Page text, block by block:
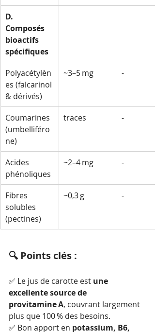
D.
Composés
bioactifs
spécifiques
Polyacétylèn
es (falcarinol
& dérivés)
~3–5 mg -
Coumarines
(umbelliféro
ne)
traces -
Acides
phénoliques
~2–4 mg -
Fibres
solubles
(pectines)
~0,3 g -
🔍 Points clés :
✅ Le jus de carotte est une
excellente source de
provitamine A, couvrant largement
plus que 100 % des besoins.
✅ Bon apport en potassium, B6,